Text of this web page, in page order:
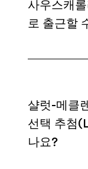
사우스캐
로 출근할
샬럿-메클
선택 추첨
나요?